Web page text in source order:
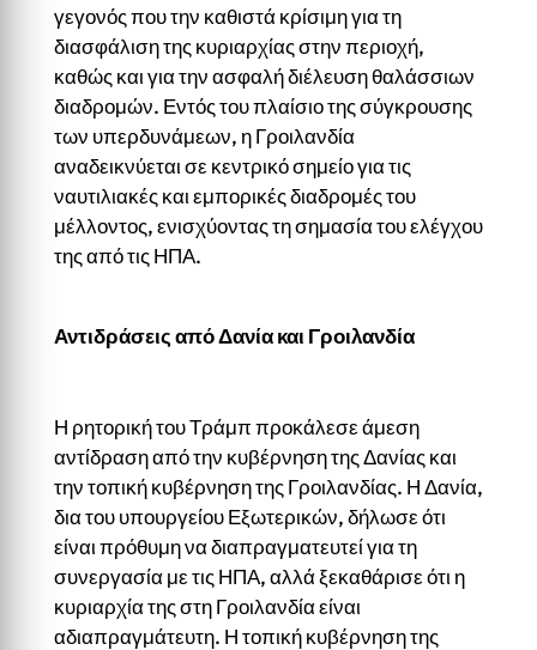
γεγονός που την καθιστά κρίσιμη για τη
διασφάλιση της κυριαρχίας στην περιοχή,
καθώς και για την ασφαλή διέλευση θαλάσσιων
διαδρομών. Εντός του πλαίσιο της σύγκρουσης
των υπερδυνάμεων, η Γροιλανδία
αναδεικνύεται σε κεντρικό σημείο για τις
ναυτιλιακές και εμπορικές διαδρομές του
μέλλοντος, ενισχύοντας τη σημασία του ελέγχου
της από τις ΗΠΑ.
Αντιδράσεις από Δανία και Γροιλανδία
Η ρητορική του Τράμπ προκάλεσε άμεση
αντίδραση από την κυβέρνηση της Δανίας και
την τοπική κυβέρνηση της Γροιλανδίας. Η Δανία,
δια του υπουργείου Εξωτερικών, δήλωσε ότι
είναι πρόθυμη να διαπραγματευτεί για τη
συνεργασία με τις ΗΠΑ, αλλά ξεκαθάρισε ότι η
κυριαρχία της στη Γροιλανδία είναι
αδιαπραγμάτευτη. Η τοπική κυβέρνηση της